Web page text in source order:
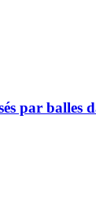
par balles